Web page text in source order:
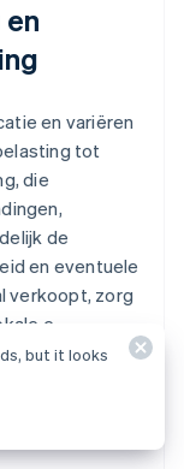
en variëren
tot
die
de
en eventuele
verkoopt, zorg
e-
wilt doen,
in
but it looks